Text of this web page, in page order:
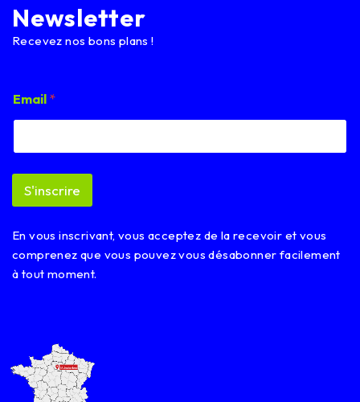
Newsletter
Recevez nos bons plans !
m
a
l
m
i
E
m
a
Email *
S'inscrire
En vous inscrivant, vous acceptez de la recevoir et vous
comprenez que vous pouvez vous désabonner facilement
à tout moment.